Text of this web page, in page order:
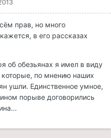
прав, но много
в его рассказах
об обезьянах я имел в виду
по мнению наших
ушли. Единственное умное,
порыве договорились